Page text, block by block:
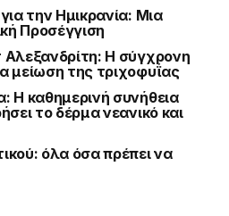
την Ημικρανία: Μια
Προσέγγιση
Η σύγχρονη
μείωση της τριχοφυΐας
Η καθημερινή συνήθεια
το δέρμα νεανικό και
όλα όσα πρέπει να